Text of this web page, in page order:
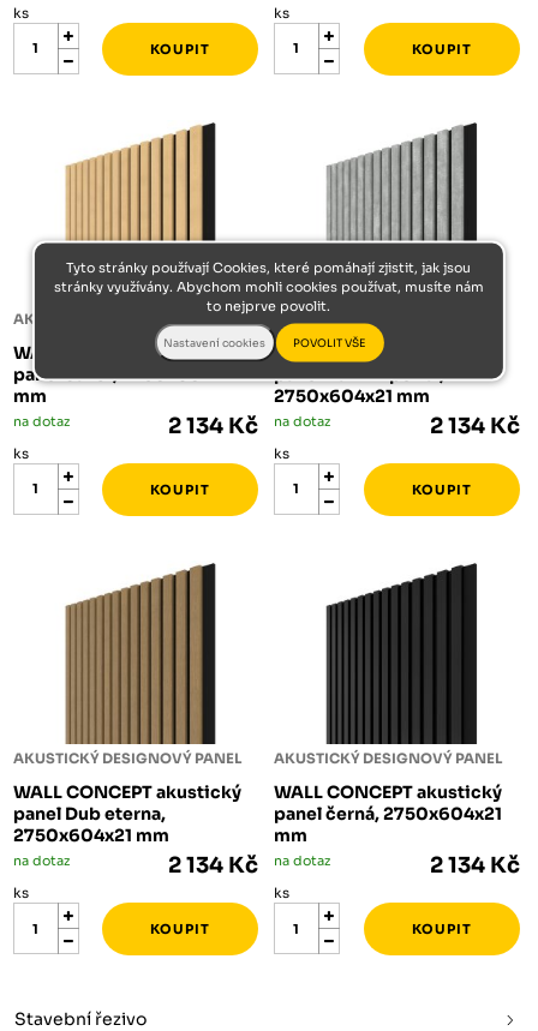
ks ks
AKUSTICKÝ DESIGNOVÝ PANEL
WALL CONCEPT akustický
panel Javor, 2750x604x21
mm
na dotaz 2 134 Kč
ks
AKUSTICKÝ DESIGNOVÝ PANEL
WALL CONCEPT akustický
panel Raw Imperial,
2750x604x21 mm
na dotaz 2 134 Kč
ks
AKUSTICKÝ DESIGNOVÝ PANEL
WALL CONCEPT akustický
panel Dub eterna,
2750x604x21 mm
na dotaz 2 134 Kč
ks
AKUSTICKÝ DESIGNOVÝ PANEL
WALL CONCEPT akustický
panel černá, 2750x604x21
mm
na dotaz 2 134 Kč
ks
Stavební řezivo
Tyto stránky používají Cookies, které pomáhají zjistit, jak jsou
stránky využívány. Abychom mohli cookies používat, musíte nám
to nejprve povolit.